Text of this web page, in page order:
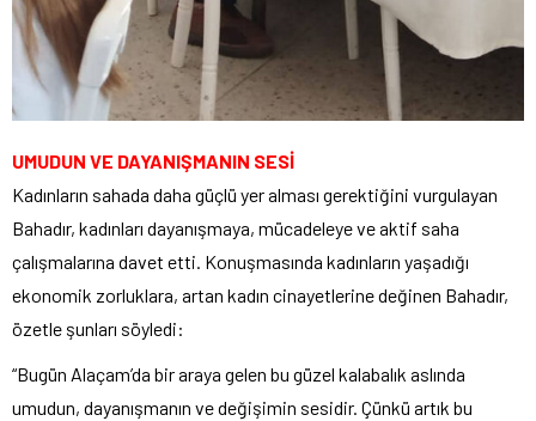
UMUDUN VE DAYANIŞMANIN SESİ
Kadınların sahada daha güçlü yer alması gerektiğini vurgulayan
Bahadır, kadınları dayanışmaya, mücadeleye ve aktif saha
çalışmalarına davet etti. Konuşmasında kadınların yaşadığı
ekonomik zorluklara, artan kadın cinayetlerine değinen Bahadır,
özetle şunları söyledi:
“Bugün Alaçam’da bir araya gelen bu güzel kalabalık aslında
umudun, dayanışmanın ve değişimin sesidir. Çünkü artık bu